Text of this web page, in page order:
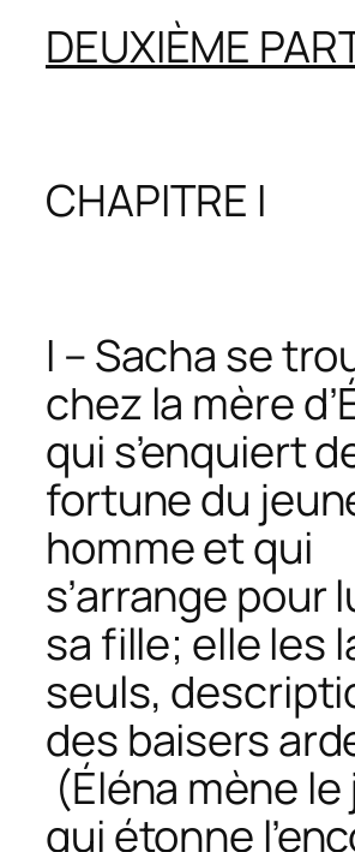
DEUXIÈME
CHAPITRE I
I – Sacha se
chez la mère
qui s’enquiert
fortune du
homme et qui
s’arrange pour
sa fille; elle les
seuls,
des baisers
(Éléna mène
qui étonne